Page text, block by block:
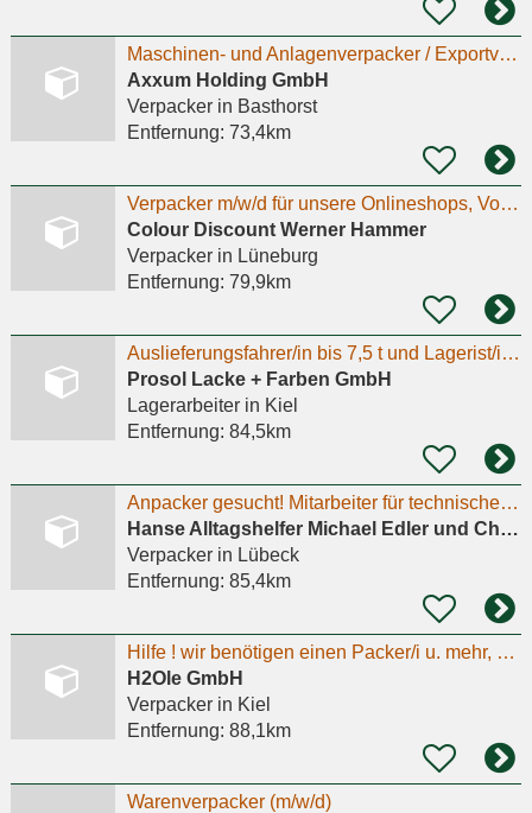
Maschinen- und Anlagenverpacker / Exportverpacker (m/w/d)
Axxum Holding GmbH
Verpackerin Basthorst
Entfernung: 73,4km
Verpacker m/w/d für unsere Onlineshops, Vollzeit Mo-Fr 7:30 - 16:00 Uhr, Festanstellung
Colour Discount Werner Hammer
Verpackerin Lüneburg
Entfernung: 79,9km
Auslieferungsfahrer/in bis 7,5 t und Lagerist/in (m/w/d)
Prosol Lacke + Farben GmbH
Lagerarbeiterin Kiel
Entfernung: 84,5km
Anpacker gesucht! Mitarbeiter für technisches Gebäudemanagement (m/w/d)
Hanse Alltagshelfer Michael Edler und Christian Schenke GbR
Verpackerin Lübeck
Entfernung: 85,4km
Hilfe ! wir benötigen einen Packer/i u. mehr, da Doppelelternzeit
H2Ole GmbH
Verpackerin Kiel
Entfernung: 88,1km
Warenverpacker (m/w/d)